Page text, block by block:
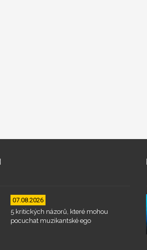
07.08.2026
5 kritických názorů, které mohou
pocuchat muzikantské ego